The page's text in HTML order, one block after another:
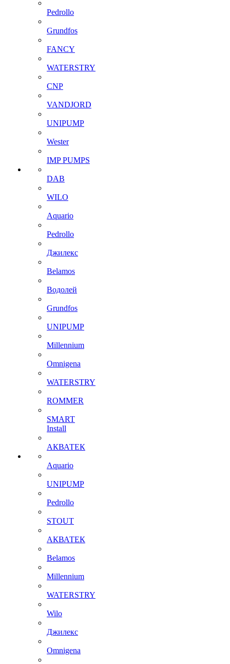
Pedrollo
Grundfos
FANCY
WATERSTRY
CNP
VANDJORD
UNIPUMP
Wester
IMP PUMPS
DAB
WILO
Aquario
Pedrollo
Джилекс
Belamos
Водолей
Grundfos
UNIPUMP
Millennium
Omnigena
WATERSTRY
ROMMER
SMART
Install
АКВАТЕК
Aquario
UNIPUMP
Pedrollo
STOUT
АКВАТЕК
Belamos
Millennium
WATERSTRY
Wilo
Джилекс
Omnigena